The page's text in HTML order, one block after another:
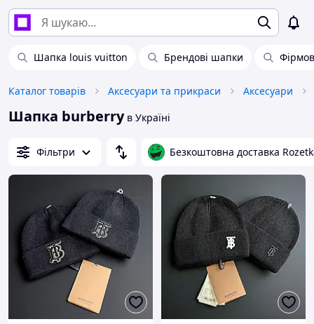
Шапка louis vuitton Брендові шапки
Каталог товарів Аксесуари та прикраси Аксесуари
Шапка burberryв Україні
Фільтри Безкоштовна доставка